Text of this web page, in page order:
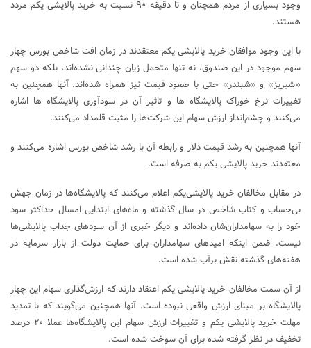
وجود بسیاری از مردم همچنان و تا دقیقه ۹۰ نسبت به خرید پالایشی یکم مردد
هستند.
با این وجود موافقان خرید پالایشی یکم معتقدند در زمان افت شاخص بورس چهار
سهم موجود در این صندوق، نه تنها متحمل زیان چندانی نشده‌اند، بلکه دو سهم
«شبریز» و «شبندر» حتی با صعود قیمت نیز همراه شده‌اند. آنها همچنین به
تغییرات نرخ خوراک پالایشگاه ها و تاثیر آن در سودآوری پالایشگاه ها اشاره
می‌کنند و چشم‌انداز ارزش سهام این شرکت‌ها را مثبت قلمداد می‌کنند.
آنها همچنین به رشد قیمت دلار و رابطه آن با رشد شاخص بورس اشاره می‌کنند و
معتقدند خرید پالایشی یکم به صرفه است.
در مقابل مخالفان خرید پالایشی‌یکم اعلام می‌کنند که پالایشگاه‌ها در زمان جهش
بی‌حساب و کتاب شاخص در سال گذشته و ماه‌های ابتدایی امسال حداکثر سود
خود را به سهامداران‌شان داده‌اند و دیگر خبری از آن سودهای جذاب پالایشی‌ها
نیست. ضمن اینکه امیدهای سهامداران برای حمایت دولت از بازار سرمایه در
هفته‌های گذشته نقش برآب شده است.
از آن سمت مخالفان خرید پالایشی یکم اعتقاد دارند که ارزش‌گذاری سهام این چهار
پالایشگاه بر مبنای ارزش واقعی نبوده است. آنها همچنین می‌گویند که با تمدید
مهلت خرید پالایشی یکم و تغییرات ارزش سهام این پالایشگاه‌ها عملا ۲۰ درصد
تخفیف در نظر گرفته شده برای آن سوخت شده است.